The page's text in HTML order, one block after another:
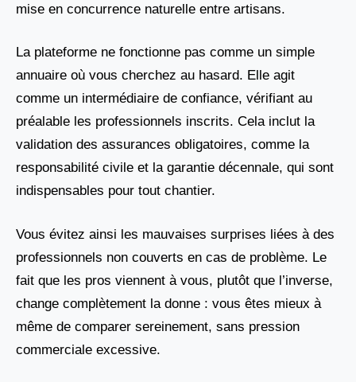
mise en concurrence naturelle entre artisans.
La plateforme ne fonctionne pas comme un simple
annuaire où vous cherchez au hasard. Elle agit
comme un intermédiaire de confiance, vérifiant au
préalable les professionnels inscrits. Cela inclut la
validation des assurances obligatoires, comme la
responsabilité civile et la garantie décennale, qui sont
indispensables pour tout chantier.
Vous évitez ainsi les mauvaises surprises liées à des
professionnels non couverts en cas de problème. Le
fait que les pros viennent à vous, plutôt que l’inverse,
change complètement la donne : vous êtes mieux à
même de comparer sereinement, sans pression
commerciale excessive.